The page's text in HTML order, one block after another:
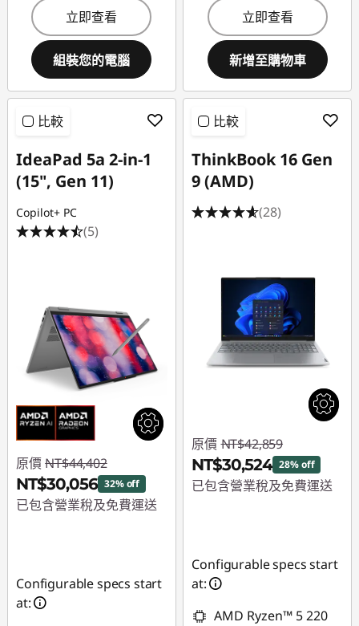
立即查看
組裝您的電腦
立即查看
新增至購物車
比較
IdeaPad 5a 2-in-1
(15", Gen 11)
Copilot+ PC
(5)
原價 NT$44,402
NT$30,056 32% off
已包含營業稅及免費運送
Configurable specs start
at:
比較
ThinkBook 16 Gen
9 (AMD)
(28)
原價 NT$42,859
NT$30,524 28% off
已包含營業稅及免費運送
Configurable specs start
at:
AMD Ryzen™ 5 220